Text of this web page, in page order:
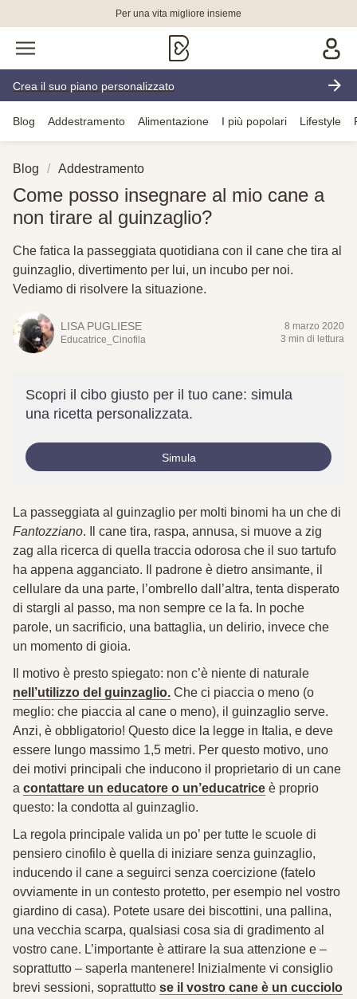
Per una vita migliore insieme
Crea il suo piano personalizzato
Blog Addestramento Alimentazione I più popolari Lifestyle
Blog Addestramento
Come posso insegnare al mio cane a
non tirare al guinzaglio?
Che fatica la passeggiata quotidiana con il cane che tira al
guinzaglio, divertimento per lui, un incubo per noi.
Vediamo di risolvere la situazione.
LISA PUGLIESE
Educatrice_Cinofila
8 marzo 2020
3 min di lettura
Scopri il cibo giusto per il tuo cane: simula
una ricetta personalizzata.
Simula
La passeggiata al guinzaglio per molti binomi ha un che di
Fantozziano. Il cane tira, raspa, annusa, si muove a zig
zag alla ricerca di quella traccia odorosa che il suo tartufo
ha appena agganciato. Il padrone è dietro ansimante, il
cellulare da una parte, l’ombrello dall’altra, tenta disperato
di stargli al passo, ma non sempre ce la fa. In poche
parole, un sacrificio, una battaglia, un delirio, invece che
un momento di gioia.
Il motivo è presto spiegato: non c’è niente di naturale
nell’utilizzo del guinzaglio. Che ci piaccia o meno (o
meglio: che piaccia al cane o meno), il guinzaglio serve.
Anzi, è obbligatorio! Questo dice la legge in Italia, e deve
essere lungo massimo 1,5 metri. Per questo motivo, uno
dei motivi principali che inducono il proprietario di un cane
a contattare un educatore o un’educatrice è proprio
questo: la condotta al guinzaglio.
La regola principale valida un po’ per tutte le scuole di
pensiero cinofilo è quella di iniziare senza guinzaglio,
inducendo il cane a seguirci senza coercizione (fatelo
ovviamente in un contesto protetto, per esempio nel vostro
giardino di casa). Potete usare dei biscottini, una pallina,
una vecchia scarpa, qualsiasi cosa sia di gradimento al
vostro cane. L’importante è attirare la sua attenzione e –
soprattutto – saperla mantenere! Inizialmente vi consiglio
brevi sessioni, soprattutto se il vostro cane è un cucciolo